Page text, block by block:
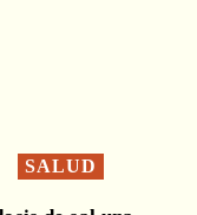
SALUD